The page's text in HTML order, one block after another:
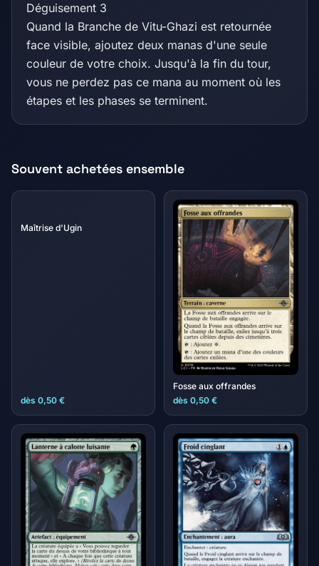
Déguisement 3
Quand la Branche de Vitu-Ghazi est retournée
face visible, ajoutez deux manas d'une seule
couleur de votre choix. Jusqu'à la fin du tour,
vous ne perdez pas ce mana au moment où les
étapes et les phases se terminent.
Souvent achetées ensemble
Maîtrise d'Ugin
dès 0,50 €
Fosse aux offrandes
dès 0,50 €